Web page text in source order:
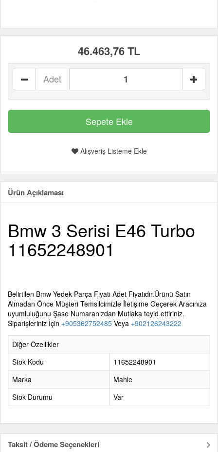
46.463,76 TL
Adet
Alışveriş Listeme Ekle
Ürün Açıklaması
Bmw 3 Serisi E46 Turbo
11652248901
Belirtilen Bmw Yedek Parça Fiyatı Adet Fiyatıdır.Ürünü Satın
Almadan Önce Müşteri Temsilcimizle İletişime Geçerek Aracınıza
uyumluluğunu Şase Numaranızdan Mutlaka teyid ettiriniz.
Siparişleriniz İçin +905362752485 Veya +902126243222
Diğer Özellikler
Stok Kodu
11652248901
Marka
Mahle
Stok Durumu
Var
Taksit / Ödeme Seçenekleri